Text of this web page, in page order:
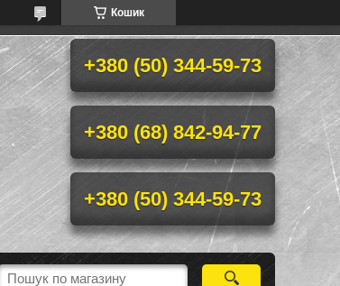
Кошик
+380 (50) 344-59-73
+380 (68) 842-94-77
+380 (50) 344-59-73